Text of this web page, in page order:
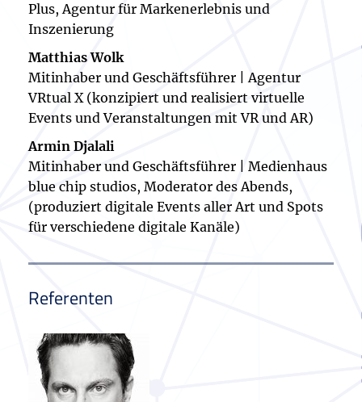
Plus, Agentur für Markenerlebnis und
Inszenierung
Matthias Wolk
Mitinhaber und Geschäftsführer | Agentur
VRtual X (konzipiert und realisiert virtuelle
Events und Veranstaltungen mit VR und AR)
Armin Djalali
Mitinhaber und Geschäftsführer | Medienhaus
blue chip studios, Moderator des Abends,
(produziert digitale Events aller Art und Spots
für verschiedene digitale Kanäle)
Referenten